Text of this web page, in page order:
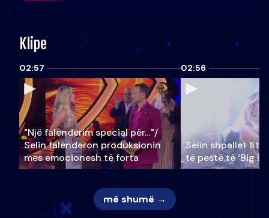
Klipe
02:57
"Një falenderim special për…"/
Selin falënderon produksionin
mes emocionesh të forta
02:56
Selin shpallet
të pestë të ‘Big
më shumë →